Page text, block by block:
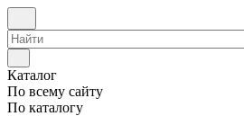
Каталог
По всему сайту
По каталогу